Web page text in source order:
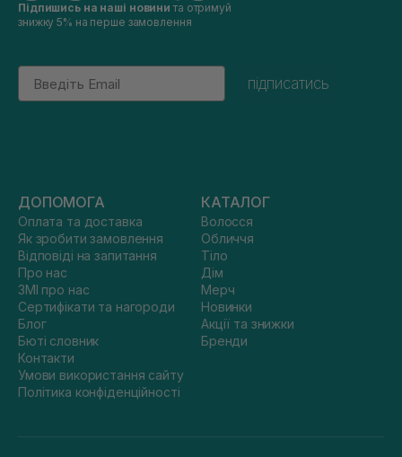
Підпишись на наші новини та отримуй
знижку 5% на перше замовлення
Email
підписатись
ДОПОМОГА
Оплата та доставка
Як зробити замовлення
Відповіді на запитання
Про нас
ЗМІ про нас
Сертифікати та нагороди
Блог
Бюті словник
Контакти
Умови використання сайту
Політика конфіденційності
КАТАЛОГ
Волосся
Обличчя
Тіло
Дім
Мерч
Новинки
Акції та знижки
Бренди